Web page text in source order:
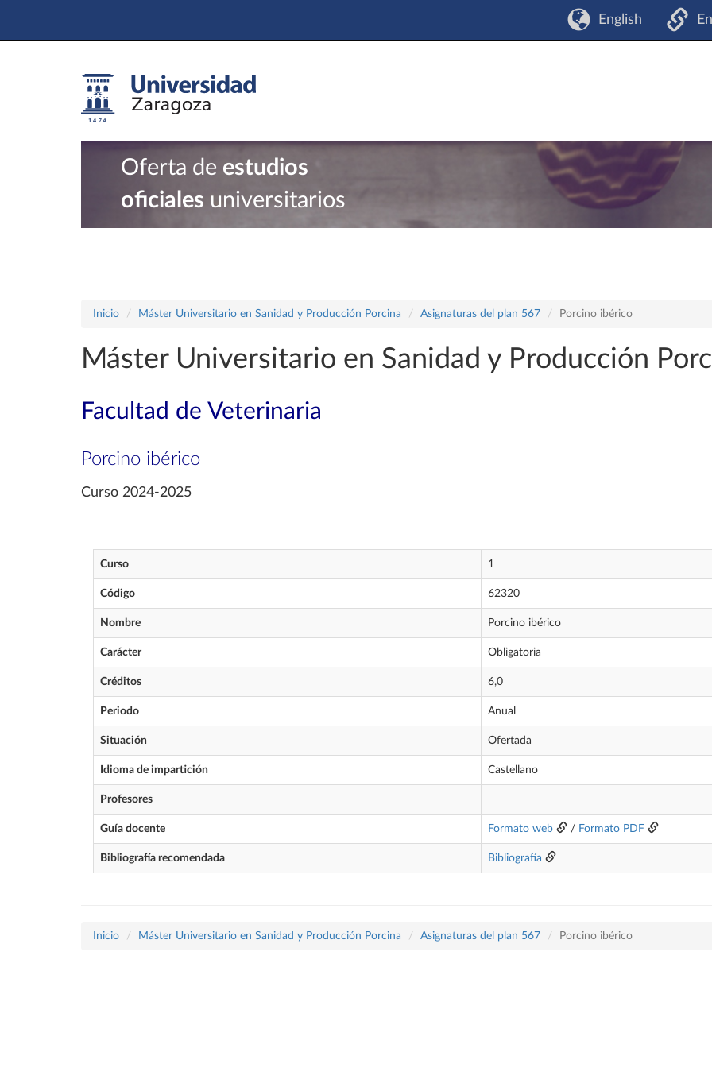
English
Oferta de estudios
oficiales universitarios
Inicio Máster Universitario en Sanidad y Producción Porcina Asignaturas del plan 567 Porcino ibérico
Máster Universitario en Sanidad y Producción
Facultad de Veterinaria
Porcino ibérico
Curso 2024-2025
Curso 1
Código 62320
Nombre Porcino ibérico
Carácter Obligatoria
Créditos 6,0
Periodo Anual
Situación Ofertada
Idioma de impartición Castellano
Profesores
Guía docente Formato web / Formato PDF
Bibliografía recomendada Bibliografía
Inicio Máster Universitario en Sanidad y Producción Porcina Asignaturas del plan 567 Porcino ibérico